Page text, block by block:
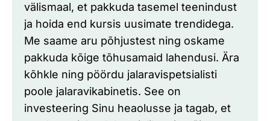
välismaal, et pakkuda tasemel teenindust
ja hoida end kursis uusimate trendidega.
Me saame aru põhjustest ning oskame
pakkuda kõige tõhusamaid lahendusi. Ära
kõhkle ning pöördu jalaravispetsialisti
poole jalaravikabinetis. See on
investeering Sinu heaolusse ja tagab, et